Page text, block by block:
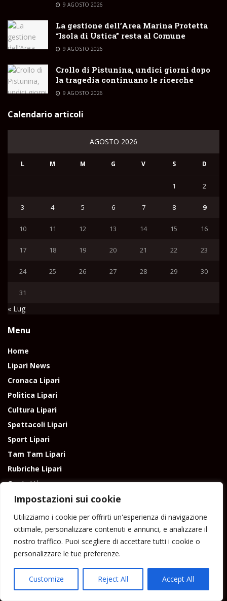
Impostazioni sui cookie
Utilizziamo i cookie per offrirti un'esperienza di navigazione
ottimale, personalizzare contenuti e annunci, e analizzare il
nostro traffico. Puoi scegliere di accettare tutti i cookie o
personalizzare le tue preferenze.
Customize Reject All Accept All
9 AGOSTO 2026
La gestione dell’Area Marina Protetta
“Isola di Ustica” resta al Comune
9 AGOSTO 2026
Crollo di Pistunina, undici giorni dopo
la tragedia continuano le ricerche
9 AGOSTO 2026
Calendario articoli
AGOSTO 2026
L M M G V S D
1 2
3 4 5 6 7 8 9
10 11 12 13 14 15 16
17 18 19 20 21 22 23
24 25 26 27 28 29 30
31
« Lug
Menu
Home
Lipari News
Cronaca Lipari
Politica Lipari
Cultura Lipari
Spettacoli Lipari
Sport Lipari
Tam Tam Lipari
Rubriche Lipari
Contatti
Direttore responsabile: Peppe Paino - Eolmedia, via Zinzolo, 20 - 980555 -
Lipari (Me) - Tel. 3924544698 e-mail: giornaledilipari@gmail.com -
peppepaino1@gmail.com Testata registrata al Tribunale di Barcellona